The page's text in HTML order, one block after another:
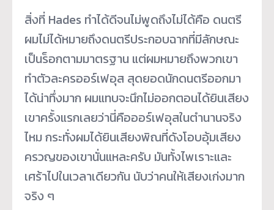
สิ่งที่ Hades ทำได้ดีจนไม่พูดถึงไม่ได้คือ ดนตรี
ผมไม่ได้หมายถึงดนตรีประกอบฉากที่มีลักษณะ
เป็นร็อกตามมาตรฐาน แต่ผมหมายถึงพวกเขา
ทำตัวละครออร์เฟอุส สุดยอดนักดนตรีออกมา
ได้น่าทึ่งมาก ผมแทบจะนึกไม่ออกตอนได้ยินเสียง
เขาครั้งแรกเลยว่านี่คือออร์เฟอุสในตำนานจริง
ไหม กระทั่งผมได้ยินเสียงพิณที่ดังโอบอุ้มเสียง
ครวญของเขานั่นแหละครับ มันทั้งไพเราะและ
เศร้าไปในเวลาเดียวกัน นับว่าคนให้เสียงเก่งมาก
จริง ๆ